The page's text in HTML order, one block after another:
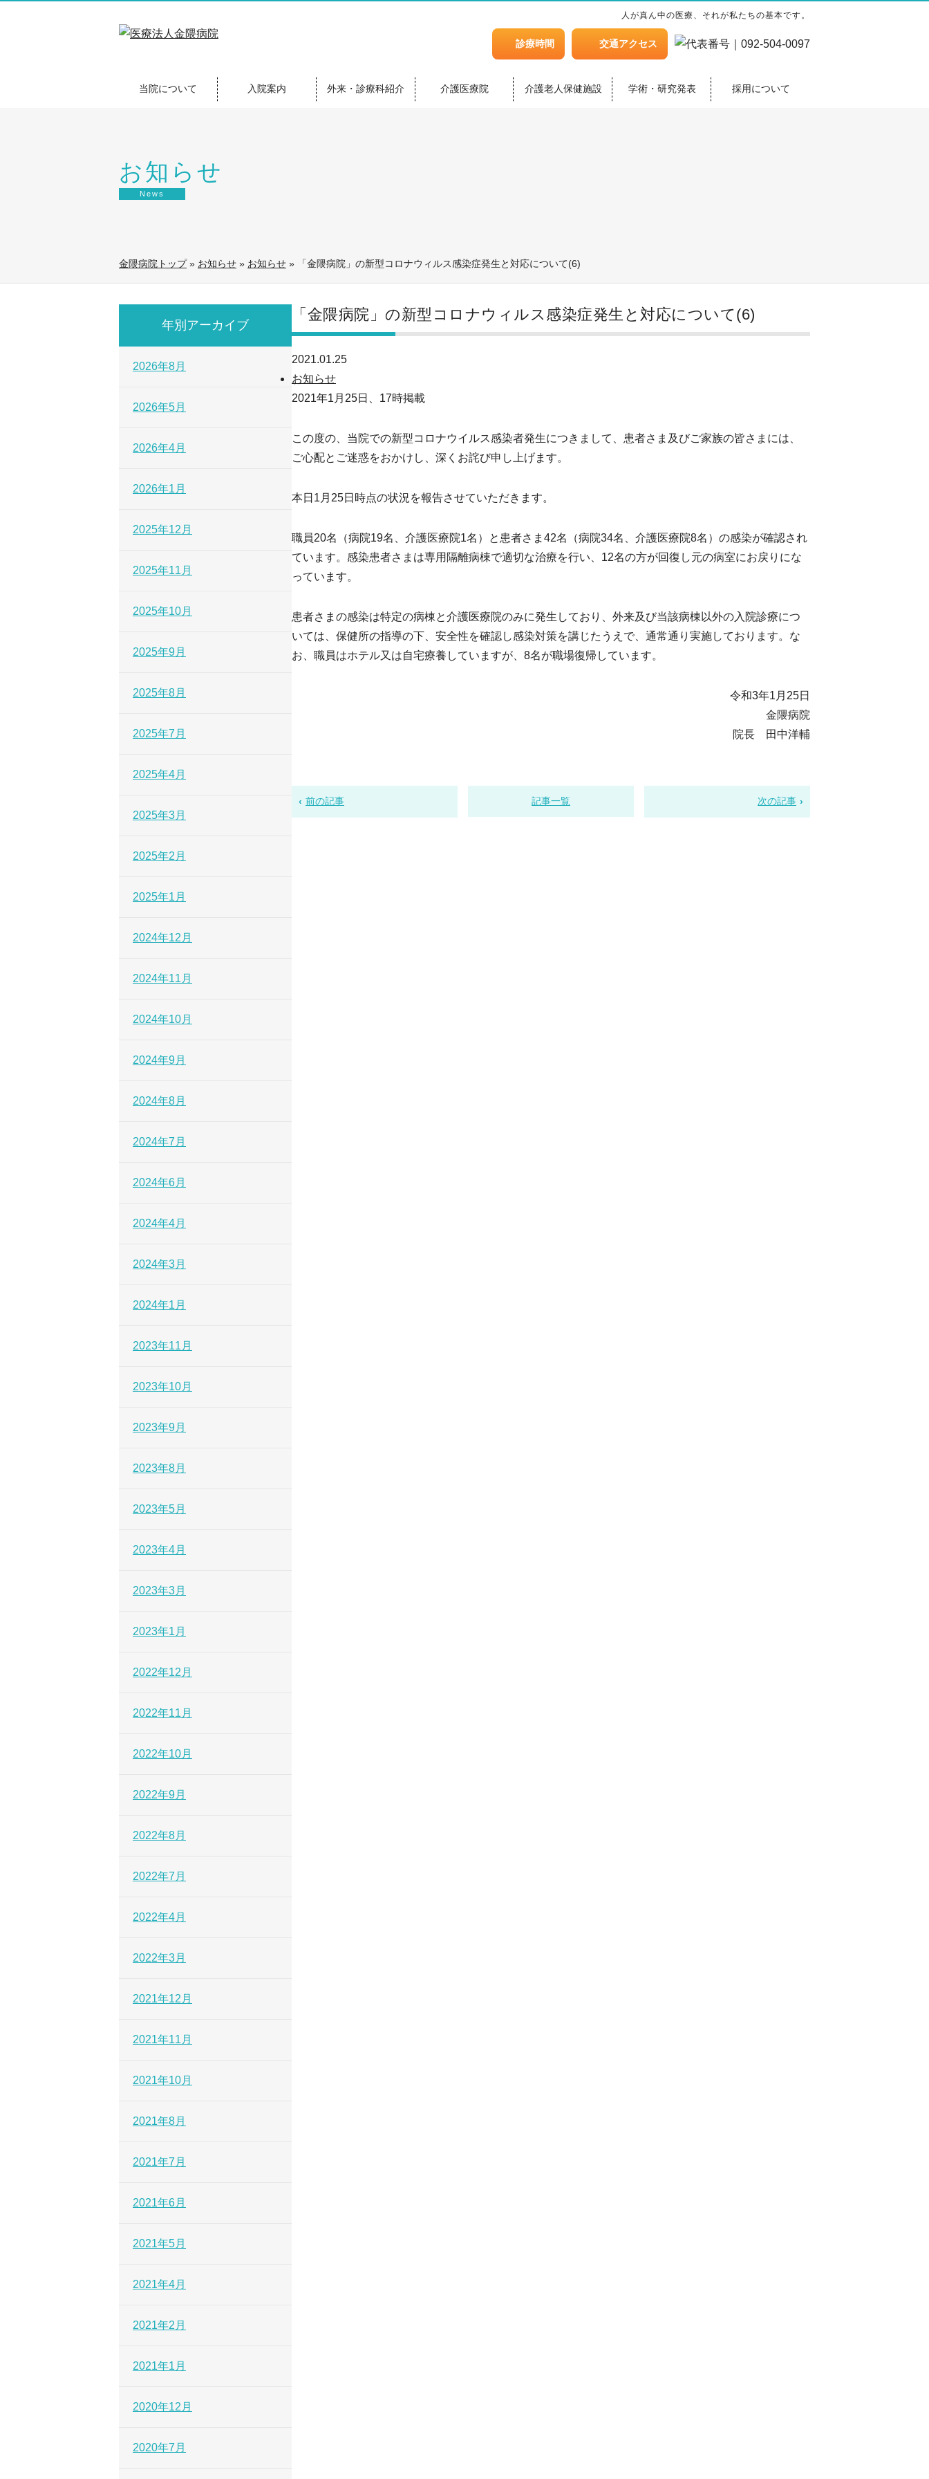
人が真ん中の医療、それが私たちの基本です。
診療時間 交通アクセス
当院について 入院案内 外来・診療科紹介 介護医療院 介護老人保健施設 学術・研究発表 採用について
お知らせ
News
金隈病院トップ» お知らせ » お知らせ » 「金隈病院」の新型コロナウィルス感染症発生と対応について(6)
「金隈病院」の新型コロナウィルス感染症発生と対応について(6)
2021.01.25
お知らせ
2021年1月25日、17時掲載
この度の、当院での新型コロナウイルス感染者発生につきまして、患者さま及びご家族の皆さまには、
ご心配とご迷惑をおかけし、深くお詫び申し上げます。
本日1月25日時点の状況を報告させていただきます。
職員20名（病院19名、介護医療院1名）と患者さま42名（病院34名、介護医療院8名）の感染が確認され
ています。感染患者さまは専用隔離病棟で適切な治療を行い、12名の方が回復し元の病室にお戻りにな
っています。
患者さまの感染は特定の病棟と介護医療院のみに発生しており、外来及び当該病棟以外の入院診療につ
いては、保健所の指導の下、安全性を確認し感染対策を講じたうえで、通常通り実施しております。な
お、職員はホテル又は自宅療養していますが、8名が職場復帰しています。
令和3年1月25日
金隈病院
院長 田中洋輔
前の記事 記事一覧 次の記事
年別アーカイブ
2026年8月
2026年5月
2026年4月
2026年1月
2025年12月
2025年11月
2025年10月
2025年9月
2025年8月
2025年7月
2025年4月
2025年3月
2025年2月
2025年1月
2024年12月
2024年11月
2024年10月
2024年9月
2024年8月
2024年7月
2024年6月
2024年4月
2024年3月
2024年1月
2023年11月
2023年10月
2023年9月
2023年8月
2023年5月
2023年4月
2023年3月
2023年1月
2022年12月
2022年11月
2022年10月
2022年9月
2022年8月
2022年7月
2022年4月
2022年3月
2021年12月
2021年11月
2021年10月
2021年8月
2021年7月
2021年6月
2021年5月
2021年4月
2021年2月
2021年1月
2020年12月
2020年7月